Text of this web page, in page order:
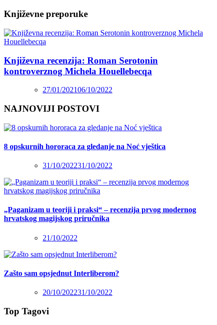
Književne preporuke
Književna recenzija: Roman Serotonin
kontroverznog Michela Houellebecqa
27/01/202106/10/2022
NAJNOVIJI POSTOVI
8 opskurnih hororaca za gledanje na Noć vještica
31/10/202231/10/2022
„Paganizam u teoriji i praksi“ – recenzija prvog modernog
hrvatskog magijskog priručnika
21/10/2022
Zašto sam opsjednut Interliberom?
20/10/202231/10/2022
Top Tagovi